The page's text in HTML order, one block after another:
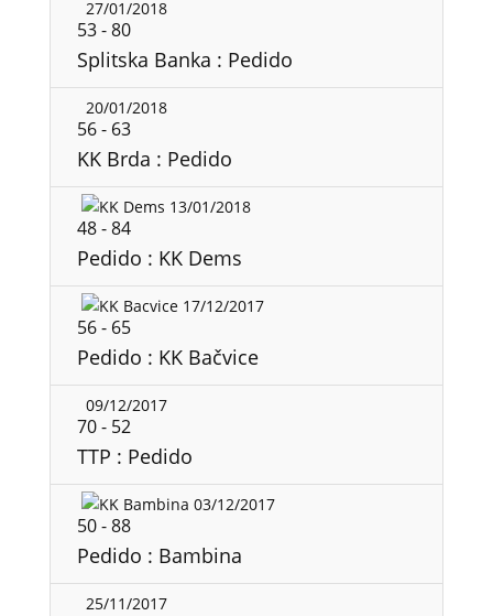
27/01/2018
53-80
Splitska Banka : Pedido
20/01/2018
56- 63
KK Brda : Pedido
13/01/2018
48-84
Pedido : KK Dems
17/12/2017
56- 65
Pedido : KK Bačvice
09/12/2017
70- 52
TTP : Pedido
03/12/2017
50-88
Pedido : Bambina
25/11/2017